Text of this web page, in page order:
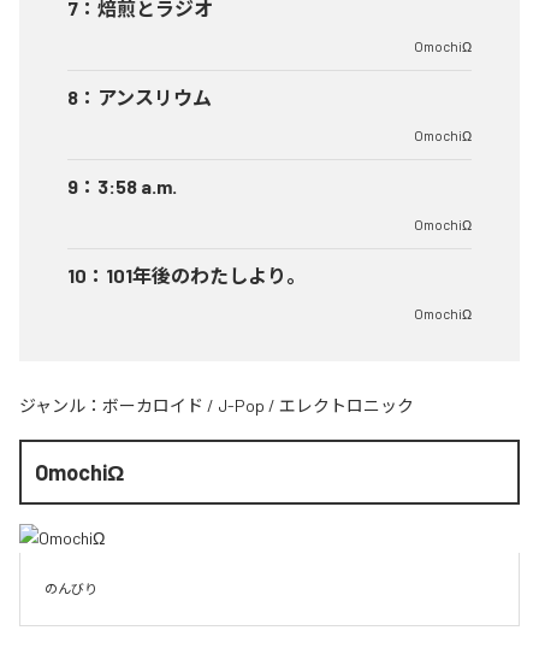
7 ： 焙煎とラジオ
OmochiΩ
8 ： アンスリウム
OmochiΩ
9 ： 3:58 a.m.
OmochiΩ
10 ： 101年後のわたしより。
OmochiΩ
ジャンル： ボーカロイド / J-Pop / エレクトロニック
OmochiΩ
のんびり